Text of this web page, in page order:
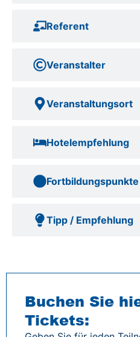
Referent
Veranstalter
Veranstaltungsort
Hotelempfehlung
Fortbildungspunkte
Tipp / Empfehlung
Buchen Sie
Tickets: